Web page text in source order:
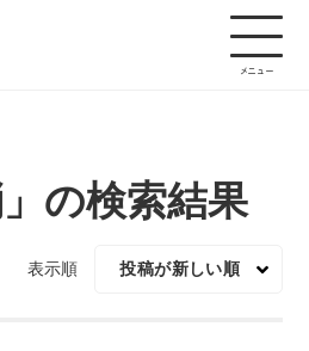
」の検索結果
表示順